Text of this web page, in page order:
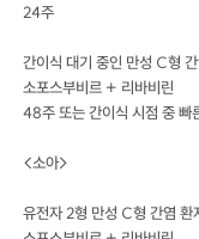
24주
간이식 대기 중인 만성 C형
소포스부비르 + 리바비린
48주 또는 간이식 시점 중 빠
<소아>
유전자 2형 만성 C형 간염 환